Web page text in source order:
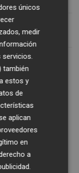
de
noticias
únicos
medir
servicios.
también
estos y
de
aplican
en
a
.